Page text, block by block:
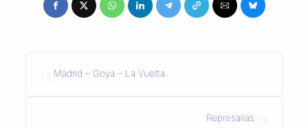
Madrid – Goya – La Vuelta
Represalias